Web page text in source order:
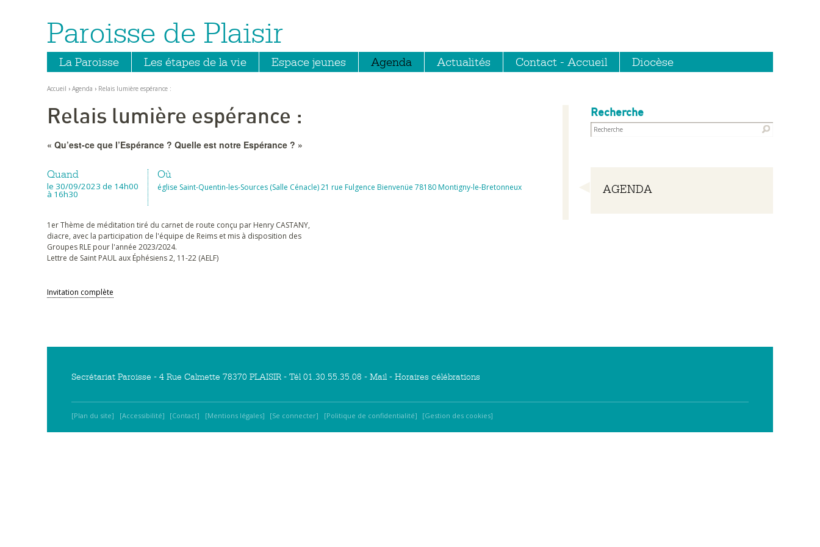
Aller
contenu.
la
Outils
personnels
Paroisse de Plaisir
La Paroisse Les étapes de la vie Espace jeunes Agenda Actualités Contact - Accueil Diocèse
Accueil › Agenda › Relais lumière espérance :
Recherche
Navigation
AGENDA
Relais lumière espérance :
« Qu’est-ce que l’Espérance ? Quelle est notre Espérance ? »
Quand
le 30/09/2023 de 14h00
à 16h30
Où
église Saint-Quentin-les-Sources (Salle Cénacle) 21 rue Fulgence Bienvenüe 78180 Montigny-le-Bretonneux
1er Thème de méditation tiré du carnet de route conçu par Henry CASTANY,
diacre, avec la participation de l'équipe de Reims et mis à disposition des
Groupes RLE pour l'année 2023/2024.
Lettre de Saint PAUL aux Éphésiens 2, 11-22 (AELF)
Invitation complète
Secrétariat Paroisse - 4 Rue Calmette 78370 PLAISIR - Tél 01.30.55.35.08 - Mail- Horaires célébrations
Plan du site Accessibilité Contact Mentions légales Se connecter Politique de confidentialité Gestion des cookies